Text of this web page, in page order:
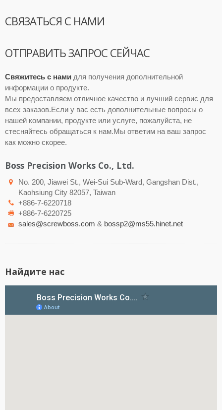
СВЯЗАТЬСЯ С НАМИ
ОТПРАВИТЬ ЗАПРОС СЕЙЧАС
Свяжитесь с нами для получения дополнительной
информации о продукте.
Мы предоставляем отличное качество и лучший сервис для
всех заказов.Если у вас есть дополнительные вопросы о
нашей компании, продукте или услуге, пожалуйста, не
стесняйтесь обращаться к нам.Мы ответим на ваш запрос
как можно скорее.
Boss Precision Works Co., Ltd.
No. 200, Jiawei St., Wei-Sui Sub-Ward, Gangshan Dist.,
Kaohsiung City 82057, Taiwan
+886-7-6220718
+886-7-6220725
sales@screwboss.com & bossp2@ms55.hinet.net
Найдите нас